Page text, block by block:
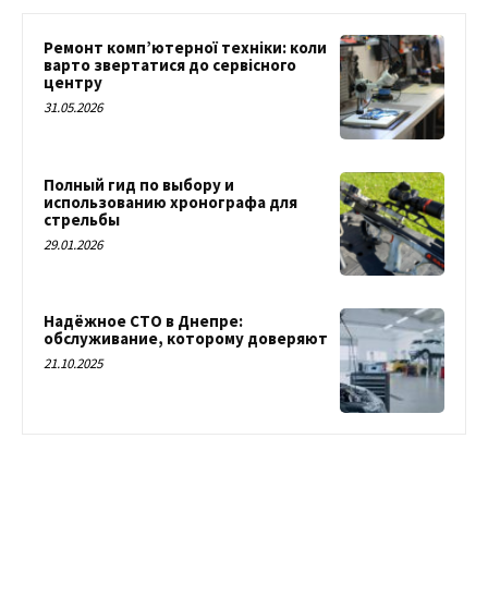
Ремонт комп’ютерної техніки: коли
варто звертатися до сервісного
центру
31.05.2026
Полный гид по выбору и
использованию хронографа для
стрельбы
29.01.2026
Надёжное СТО в Днепре:
обслуживание, которому доверяют
21.10.2025